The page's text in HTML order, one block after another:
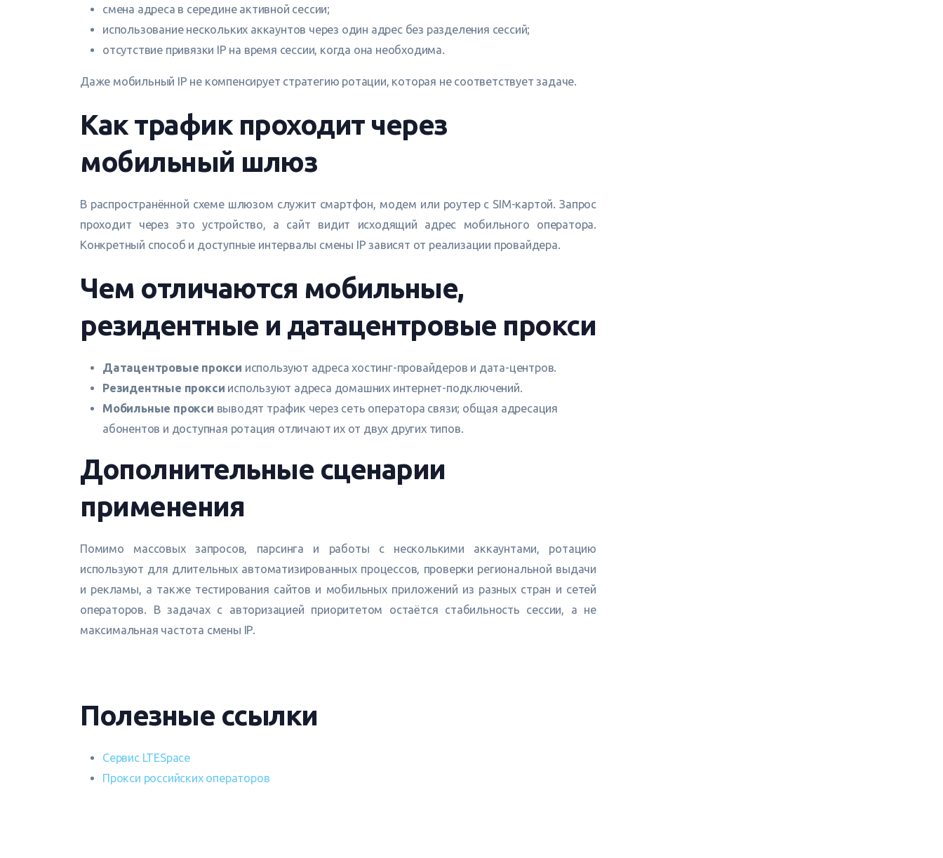
смена адреса в середине активной сессии;
использование нескольких аккаунтов через один адрес без разделения сессий;
отсутствие привязки IP на время сессии, когда она необходима.
Даже мобильный IP не компенсирует стратегию ротации, которая не соответствует задаче.
Как трафик проходит через
мобильный шлюз
В распространённой схеме шлюзом служит смартфон, модем или роутер с SIM-картой. Запрос
проходит через это устройство, а сайт видит исходящий адрес мобильного оператора.
Конкретный способ и доступные интервалы смены IP зависят от реализации провайдера.
Чем отличаются мобильные,
резидентные и датацентровые прокси
Датацентровые прокси используют адреса хостинг-провайдеров и дата-центров.
Резидентные прокси используют адреса домашних интернет-подключений.
Мобильные прокси выводят трафик через сеть оператора связи; общая адресация
абонентов и доступная ротация отличают их от двух других типов.
Дополнительные сценарии
применения
Помимо массовых запросов, парсинга и работы с несколькими аккаунтами, ротацию
используют для длительных автоматизированных процессов, проверки региональной выдачи
и рекламы, а также тестирования сайтов и мобильных приложений из разных стран и сетей
операторов. В задачах с авторизацией приоритетом остаётся стабильность сессии, а не
максимальная частота смены IP.
Полезные ссылки
Сервис LTESpace
Прокси российских операторов